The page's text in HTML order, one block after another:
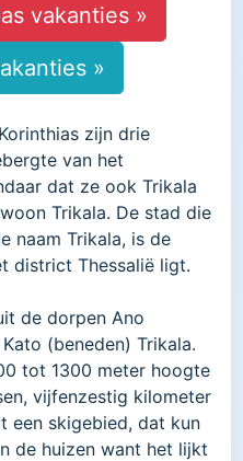
vakanties »
»
zijn drie
van het
dat ze ook Trikala
Trikala. De stad die
naam Trikala, is de
district Thessalië ligt.
de dorpen Ano
(beneden) Trikala.
tot 1300 meter hoogte
vijfenzestig kilometer
een skigebied, dat kun
de huizen want het lijkt